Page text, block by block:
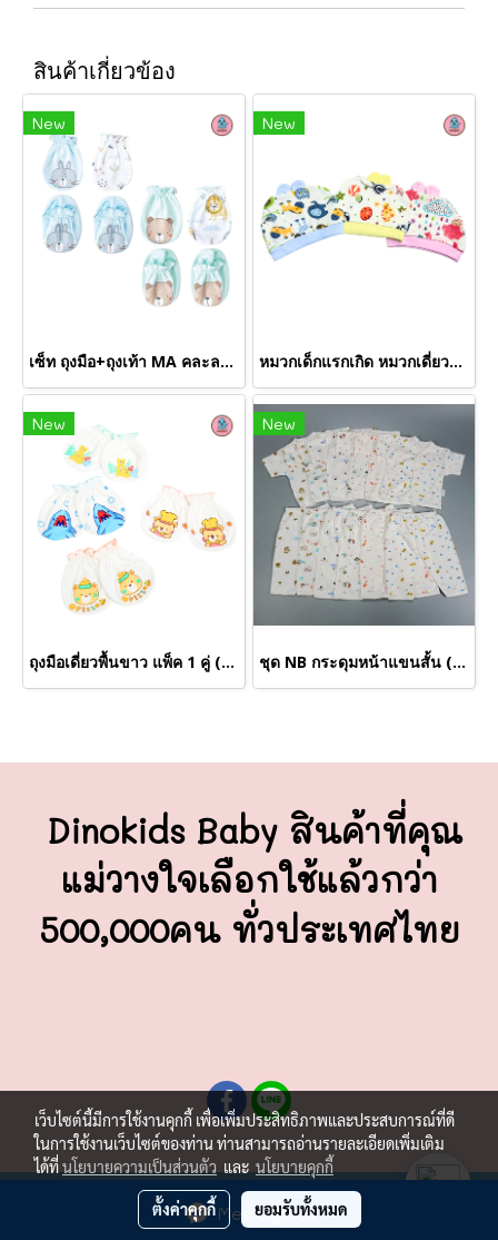
Message Us
สินค้าเกี่ยวข้อง
New
เซ็ท ถุงมือ+ถุงเท้า MA คละลาย(ขายส่งเริ่มต้น 24 ชิ้น)
New
หมวกเด็กแรกเกิด หมวกเดี่ยวพื้นขาว (ขายส่งเริ่มต้น 24 ชิ้น )
New
ถุงมือเดี่ยวพื้นขาว แพ็ค 1 คู่ (ขายส่งเริ่มต้น 36 ชิ้น)
New
ชุด NB กระดุมหน้าแขนสั้น (ขายส่งเริ่มต้น 100 ชุด )
Dinokids Baby สินค้าที่คุณ
แม่วางใจเลือกใช้แล้วกว่า
500,000คน ทั่วประเทศไทย
ผู้เข้าชมวันนี้ 1
เว็บไซต์นี้มีการใช้งานคุกกี้ เพื่อเพิ่มประสิทธิภาพและประสบการณ์ที่ดี
ในการใช้งานเว็บไซต์ของท่าน ท่านสามารถอ่านรายละเอียดเพิ่มเติม
ได้ที่นโยบายความเป็นส่วนตัว และ นโยบายคุกกี้
ตั้งค่าคุกกี้ ยอมรับทั้งหมด